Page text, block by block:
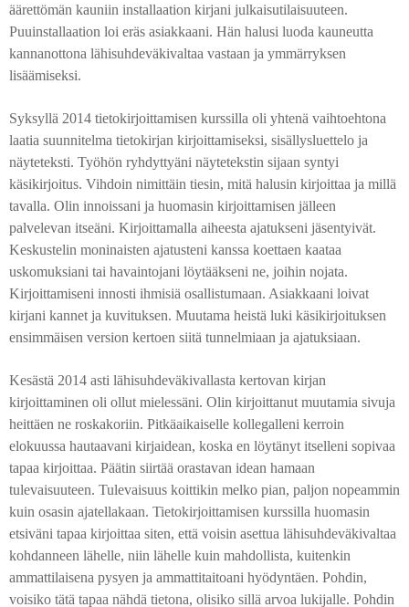
äärettömän kauniin installaation kirjani julkaisutilaisuuteen.
Puuinstallaation loi eräs asiakkaani. Hän halusi luoda kauneutta
kannanottona lähisuhdeväkivaltaa vastaan ja ymmärryksen
lisäämiseksi.
Syksyllä 2014 tietokirjoittamisen kurssilla oli yhtenä vaihtoehtona
laatia suunnitelma tietokirjan kirjoittamiseksi, sisällysluettelo ja
näyteteksti. Työhön ryhdyttyäni näytetekstin sijaan syntyi
käsikirjoitus. Vihdoin nimittäin tiesin, mitä halusin kirjoittaa ja millä
tavalla. Olin innoissani ja huomasin kirjoittamisen jälleen
palvelevan itseäni. Kirjoittamalla aiheesta ajatukseni jäsentyivät.
Keskustelin moninaisten ajatusteni kanssa koettaen kaataa
uskomuksiani tai havaintojani löytääkseni ne, joihin nojata.
Kirjoittamiseni innosti ihmisiä osallistumaan. Asiakkaani loivat
kirjani kannet ja kuvituksen. Muutama heistä luki käsikirjoituksen
ensimmäisen version kertoen siitä tunnelmiaan ja ajatuksiaan.
Kesästä 2014 asti lähisuhdeväkivallasta kertovan kirjan
kirjoittaminen oli ollut mielessäni. Olin kirjoittanut muutamia sivuja
heittäen ne roskakoriin. Pitkäaikaiselle kollegalleni kerroin
elokuussa hautaavani kirjaidean, koska en löytänyt itselleni sopivaa
tapaa kirjoittaa. Päätin siirtää orastavan idean hamaan
tulevaisuuteen. Tulevaisuus koittikin melko pian, paljon nopeammin
kuin osasin ajatellakaan. Tietokirjoittamisen kurssilla huomasin
etsiväni tapaa kirjoittaa siten, että voisin asettua lähisuhdeväkivaltaa
kohdanneen lähelle, niin lähelle kuin mahdollista, kuitenkin
ammattilaisena pysyen ja ammattitaitoani hyödyntäen. Pohdin,
voisiko tätä tapaa nähdä tietona, olisiko sillä arvoa lukijalle. Pohdin